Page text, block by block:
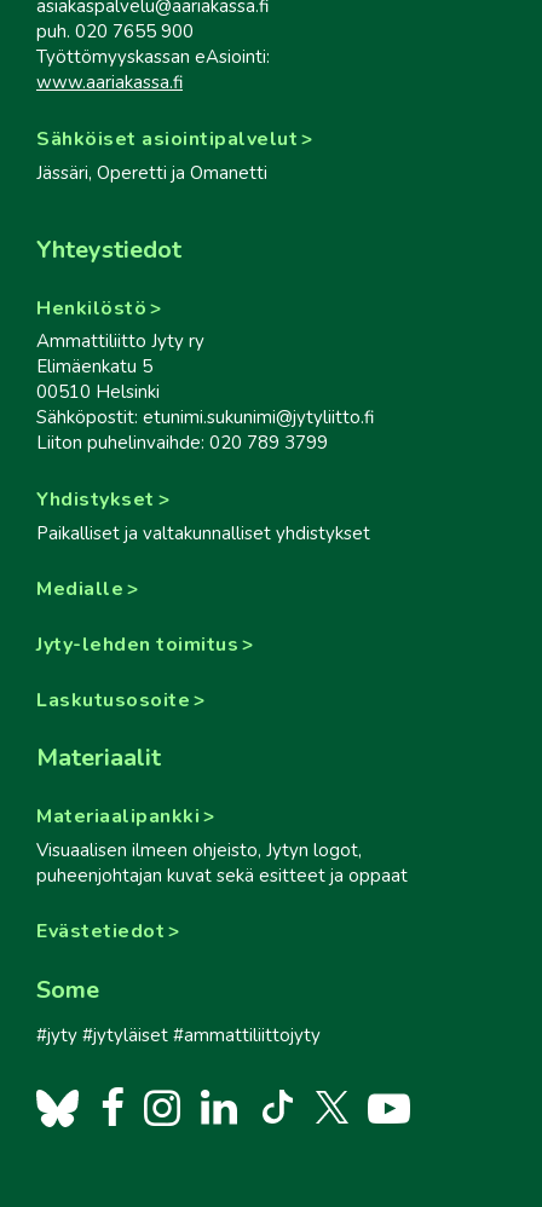
asiakaspalvelu@aariakassa.fi
puh. 020 7655 900
Työttömyyskassan eAsiointi:
www.aariakassa.fi
Sähköiset asiointipalvelut
Jässäri, Operetti ja Omanetti
Yhteystiedot
Henkilöstö
Ammattiliitto Jyty ry
Elimäenkatu 5
00510 Helsinki
Sähköpostit: etunimi.sukunimi@jytyliitto.fi
Liiton puhelinvaihde: 020 789 3799
Yhdistykset
Paikalliset ja valtakunnalliset yhdistykset
Medialle
Jyty-lehden toimitus
Laskutusosoite
Materiaalit
Materiaalipankki
Visuaalisen ilmeen ohjeisto, Jytyn logot,
puheenjohtajan kuvat sekä esitteet ja oppaat
Evästetiedot
Some
#jyty #jytyläiset #ammattiliittojyty